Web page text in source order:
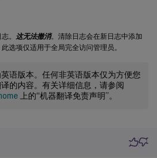
。 这无法撤消。清除日志会在新日志中添加
选项仅适用于全局完全访问管理员。
语版本。任何非英语版本仅为方便您
的内容。有关详细信息，请参阅
上的“机器翻译免责声明”。